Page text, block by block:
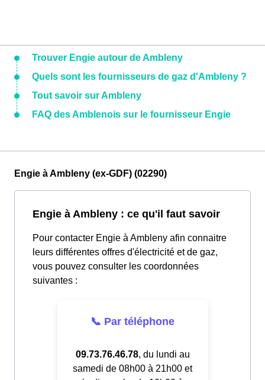
Trouver Engie autour de Ambleny
Quels sont les fournisseurs de gaz d'Ambleny ?
Tout savoir sur Ambleny
FAQ des Amblenois sur le fournisseur Engie
Engie à Ambleny (ex-GDF) (02290)
Engie à Ambleny : ce qu'il faut savoir
Pour contacter Engie à Ambleny afin connaitre
leurs différentes offres d'électricité et de gaz,
vous pouvez consulter les coordonnées
suivantes :
📞 Par téléphone
09.73.76.46.78, du lundi au
samedi de 08h00 à 21h00 et